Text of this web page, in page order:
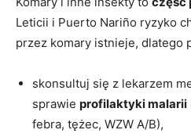
Leticii i Puerto Nariño ryzyko
przez komary istnieje, dlatego
skonsultuj się z lekarzem
sprawie profilaktyki malarii
febra, tężec, WZW A/B),